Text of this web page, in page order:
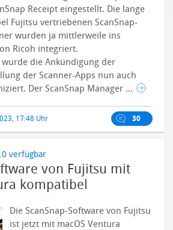
Receipt eingestellt. Die lange
Fujitsu vertriebenen ScanSnap-
wurden ja mittlerweile ins
Ricoh integriert.
die Ankündigung der
der Scanner-Apps nun auch
Der ScanSnap Manager ...
17:48 Uhr 30
verfügbar
von Fujitsu mit
kompatibel
Die ScanSnap-Software von Fujitsu
ist jetzt mit macOS Ventura